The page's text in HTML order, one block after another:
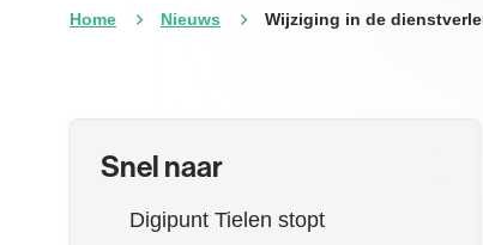
Home Nieuws Wijziging in de
Snel naar
Digipunt Tielen stopt